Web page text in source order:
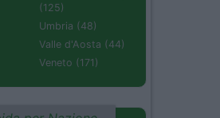
(125)
Umbria (48)
Valle d'Aosta (44)
Veneto (171)